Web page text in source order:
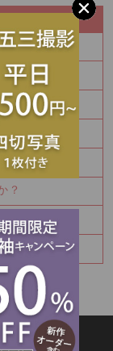
！
？
すめです